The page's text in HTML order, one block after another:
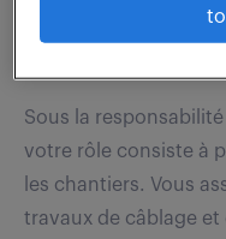
Reichshoffen (67)
Sous la
votre rôle consiste à
les chantiers. Vous
travaux de câblage et